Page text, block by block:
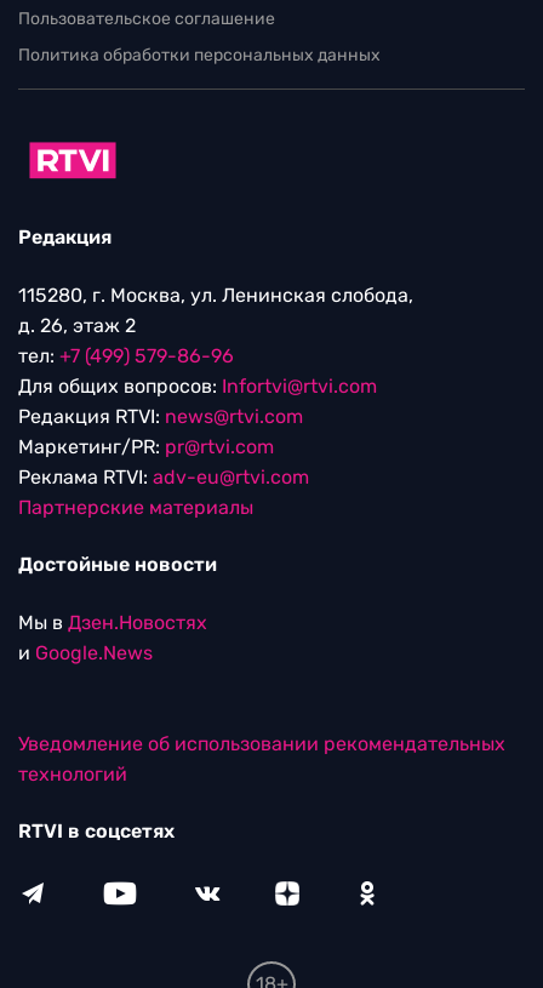
Пользовательское соглашение
Политика обработки персональных данных
Редакция
115280, г. Москва, ул. Ленинская слобода,
д. 26, этаж 2
тел: +7 (499) 579-86-96
Для общих вопросов: Infortvi@rtvi.com
Редакция RTVI: news@rtvi.com
Маркетинг/PR: pr@rtvi.com
Реклама RTVI: adv-eu@rtvi.com
Партнерские материалы
Достойные новости
Мы в Дзен.Новостях
и Google.News
Уведомление об использовании рекомендательных
технологий
RTVI в соцсетях